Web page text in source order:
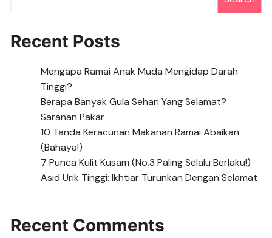
Recent Posts
Mengapa Ramai Anak Muda Mengidap Darah
Tinggi?
Berapa Banyak Gula Sehari Yang Selamat?
Saranan Pakar
10 Tanda Keracunan Makanan Ramai Abaikan
(Bahaya!)
7 Punca Kulit Kusam (No.3 Paling Selalu Berlaku!)
Asid Urik Tinggi: Ikhtiar Turunkan Dengan Selamat
Recent Comments